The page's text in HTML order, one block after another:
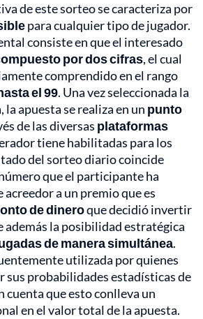
de este sorteo se caracteriza por
para cualquier tipo de jugador.
consiste en que el interesado
por dos cifras, el cual
comprendido en el rango
el 99. Una vez seleccionada la
apuesta se realiza en un punto
de las diversas plataformas
tiene habilitadas para los
del sorteo diario coincide
que el participante ha
acreedor a un premio que es
de dineroque decidió invertir
además la posibilidad estratégica
de manera simultánea.
utilizada por quienes
sus probabilidades estadísticas de
cuenta que esto conlleva un
en el valor total de la apuesta.